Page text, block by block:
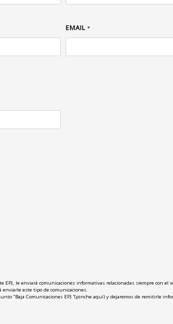
EMAIL *
EPJ, le enviará comunicaciones informativas relacionadas siempre con
enviarle este tipo de comunicaciones.
"Baja Comunicaciones EPJ “(pinche aquí) y dejaremos de remitirle